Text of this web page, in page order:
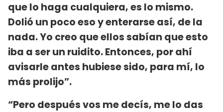
que lo haga cualquiera, es lo mismo.
Dolió un poco eso y enterarse así, de la
nada. Yo creo que ellos sabían que esto
iba a ser un ruidito. Entonces, por ahí
avisarle antes hubiese sido, para mí, lo
más prolijo”.
“Pero después vos me decís, me lo das